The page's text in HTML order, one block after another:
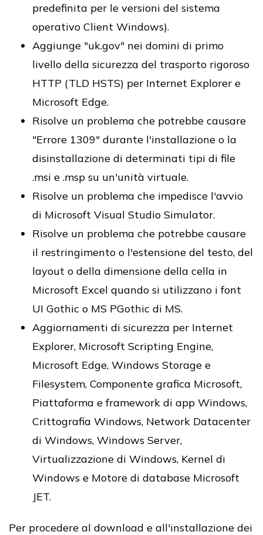
predefinita per le versioni del sistema
operativo Client Windows).
Aggiunge "uk.gov" nei domini di primo
livello della sicurezza del trasporto rigoroso
HTTP (TLD HSTS) per Internet Explorer e
Microsoft Edge.
Risolve un problema che potrebbe causare
"Errore 1309" durante l'installazione o la
disinstallazione di determinati tipi di file
.msi e .msp su un'unità virtuale.
Risolve un problema che impedisce l'avvio
di Microsoft Visual Studio Simulator.
Risolve un problema che potrebbe causare
il restringimento o l'estensione del testo, del
layout o della dimensione della cella in
Microsoft Excel quando si utilizzano i font
UI Gothic o MS PGothic di MS.
Aggiornamenti di sicurezza per Internet
Explorer, Microsoft Scripting Engine,
Microsoft Edge, Windows Storage e
Filesystem, Componente grafica Microsoft,
Piattaforma e framework di app Windows,
Crittografia Windows, Network Datacenter
di Windows, Windows Server,
Virtualizzazione di Windows, Kernel di
Windows e Motore di database Microsoft
JET.
Per procedere al download e all'installazione dei